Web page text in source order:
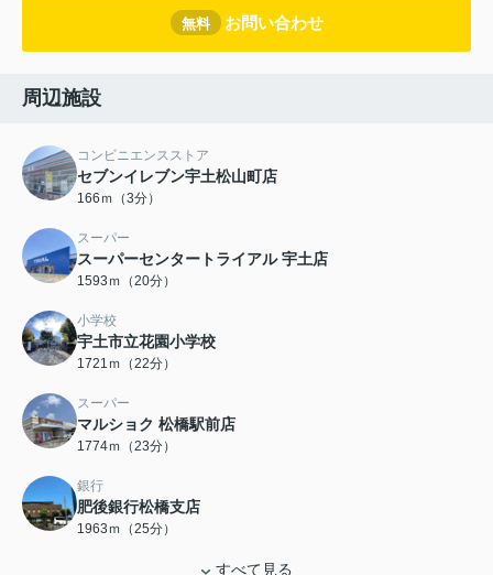
無料 お問い合わせ
周辺施設
コンビニエンスストア
セブンイレブン宇土松山町店
166ｍ（3分）
スーパー
スーパーセンタートライアル 宇土店
1593ｍ（20分）
小学校
宇土市立花園小学校
1721ｍ（22分）
スーパー
マルショク 松橋駅前店
1774ｍ（23分）
銀行
肥後銀行松橋支店
1963ｍ（25分）
すべて見る